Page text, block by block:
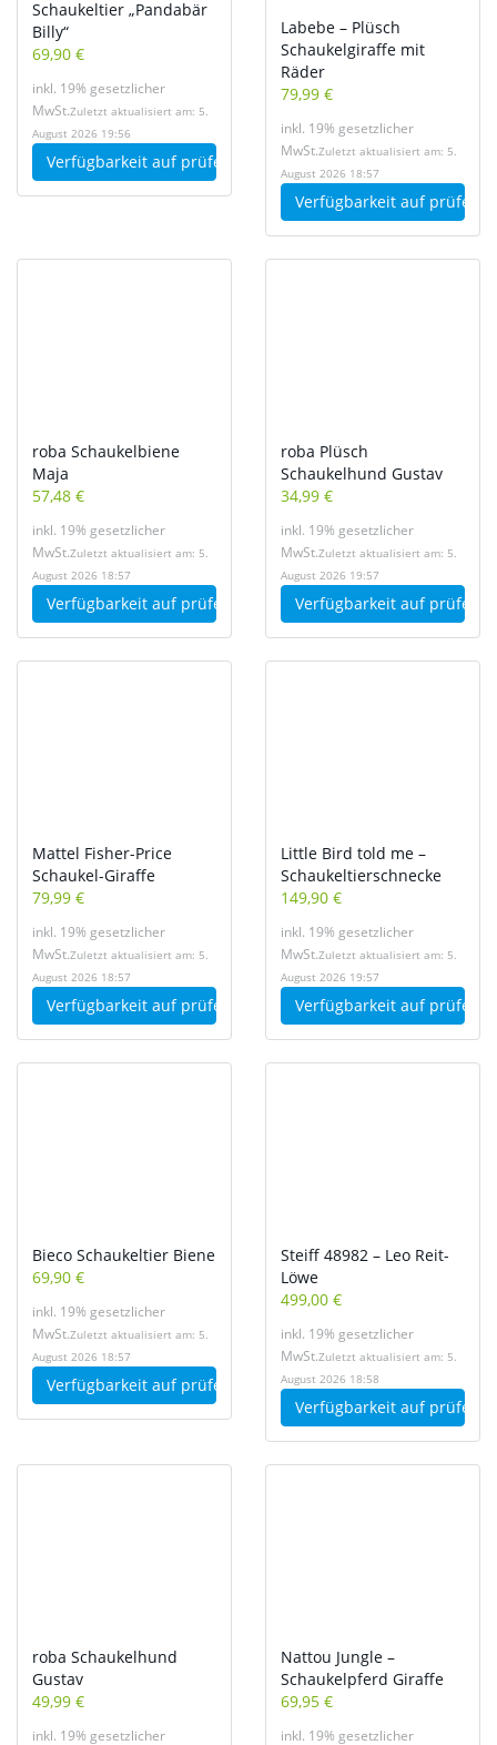
Schaukeltier „Pandabär
Billy“
69,90 €
inkl. 19% gesetzlicher
MwSt.Zuletzt aktualisiert am: 5.
August 2026 19:56
Verfügbarkeit auf prüfen
Labebe – Plüsch
Schaukelgiraffe mit
Räder
79,99 €
inkl. 19% gesetzlicher
MwSt.Zuletzt aktualisiert am: 5.
August 2026 18:57
Verfügbarkeit auf prüfen
roba Schaukelbiene
Maja
57,48 €
inkl. 19% gesetzlicher
MwSt.Zuletzt aktualisiert am: 5.
August 2026 18:57
Verfügbarkeit auf prüfen
roba Plüsch
Schaukelhund Gustav
34,99 €
inkl. 19% gesetzlicher
MwSt.Zuletzt aktualisiert am: 5.
August 2026 19:57
Verfügbarkeit auf prüfen
Mattel Fisher-Price
Schaukel-Giraffe
79,99 €
inkl. 19% gesetzlicher
MwSt.Zuletzt aktualisiert am: 5.
August 2026 18:57
Verfügbarkeit auf prüfen
Little Bird told me –
Schaukeltierschnecke
149,90 €
inkl. 19% gesetzlicher
MwSt.Zuletzt aktualisiert am: 5.
August 2026 19:57
Verfügbarkeit auf prüfen
Bieco Schaukeltier Biene
69,90 €
inkl. 19% gesetzlicher
MwSt.Zuletzt aktualisiert am: 5.
August 2026 18:57
Verfügbarkeit auf prüfen
Steiff 48982 – Leo Reit-
Löwe
499,00 €
inkl. 19% gesetzlicher
MwSt.Zuletzt aktualisiert am: 5.
August 2026 18:58
Verfügbarkeit auf prüfen
roba Schaukelhund
Gustav
49,99 €
inkl. 19% gesetzlicher
Nattou Jungle –
Schaukelpferd Giraffe
69,95 €
inkl. 19% gesetzlicher